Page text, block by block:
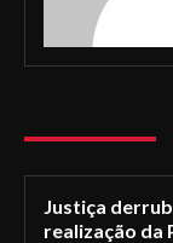
Justiça
realização da